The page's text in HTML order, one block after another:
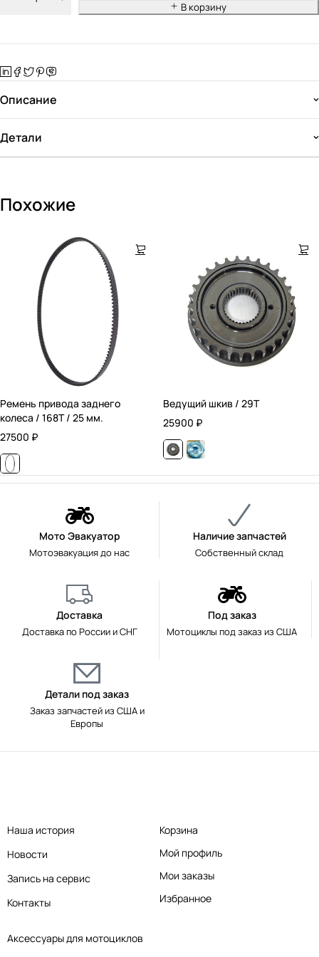
В корзину
Описание
Детали
Похожие
Ремень привода заднего
колеса / 168T / 25 мм.
27500 ₽
Ведущий шкив / 29T
25900 ₽
Мото Эвакуатор
Мотоэвакуация до нас
Наличие запчастей
Собственный склад
Доставка
Доставка по России и СНГ
Под заказ
Мотоциклы под заказ из США
Детали под заказ
Заказ запчастей из США и
Европы
Аксессуары для мотоциклов
Наша история
Новости
Запись на сервис
Контакты
Корзина
Мой профиль
Мои заказы
Избранное